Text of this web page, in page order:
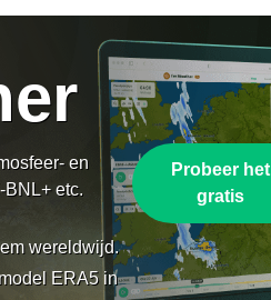
en
etc.
wereldwijd.
ERA5 in
Probeer het
gratis